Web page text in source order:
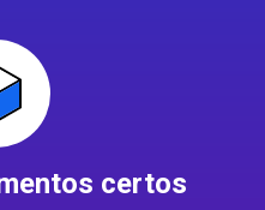
certos